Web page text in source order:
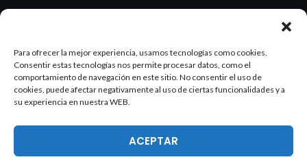
Para ofrecer la mejor experiencia, usamos tecnologías como cookies.
Consentir estas tecnologías nos permite procesar datos, como el
comportamiento de navegación en este sitio. No consentir el uso de
cookies, puede afectar negativamente al uso de ciertas funcionalidades y a
su experiencia en nuestra WEB.
ACEPTAR